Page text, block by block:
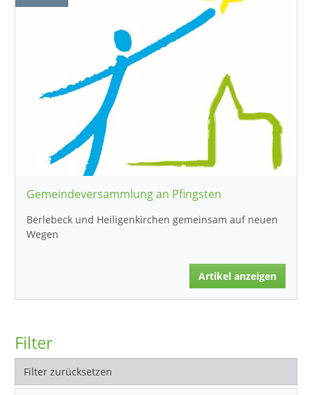
Gemeindeversammlung an Pfingsten
Berlebeck und Heiligenkirchen gemeinsam auf neuen
Wegen
Artikel anzeigen
Filter
Filter zurücksetzen